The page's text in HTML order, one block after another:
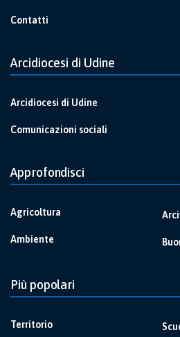
Contatti
Arcidiocesi di Udine
Arcidiocesi di Udine
Comunicazioni sociali
Approfondisci
Agricoltura
Ambiente
Più popolari
Territorio